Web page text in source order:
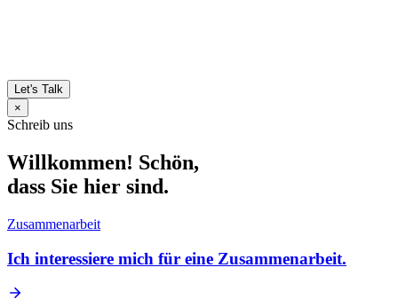
Let's Talk
×
Schreib uns
Willkommen! Schön,
dass Sie hier sind.
Zusammenarbeit
Ich interessiere mich für eine Zusammenarbeit.